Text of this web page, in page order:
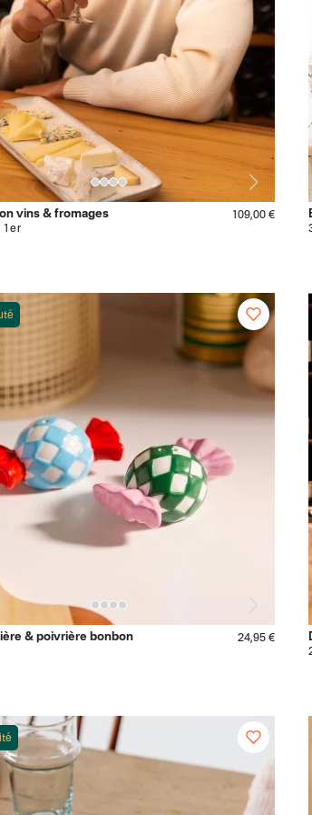
vins & fromages
1er
109,00 €
& poivrière bonbon 24,95 €